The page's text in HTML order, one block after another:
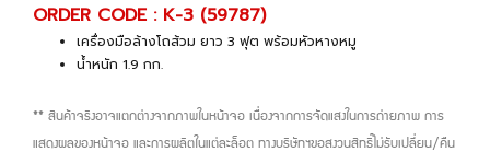
ORDER CODE : K-3 (59787)
เครื่องมือล้างโถส้วม ยาว 3 ฟุต พร้อมหัวหางหมู
น้ำหนัก 1.9 กก.
** สินค้าจริงอาจแตกต่างจากภาพในหน้าจอ เนื่องจากการจัดแสงในการถ่ายภาพ การ
แสดงผลของหน้าจอ และการผลิตในแต่ละล็อต ทางบริษัทฯขอสงวนสิทธิ์ไม่รับเปลี่ยน/คืน